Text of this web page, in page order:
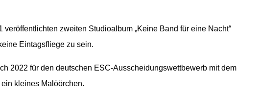
zweiten Studioalbum „Keine Band für eine Nacht“
Eintagsfliege zu sein.
2022 für den deutschen ESC-Ausscheidungswettbewerb mit dem
kleines Malöörchen.